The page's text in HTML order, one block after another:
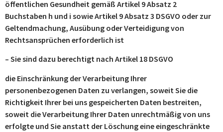
öffentlichen Gesundheit gemäß Artikel 9 Absatz 2
Buchstaben h und i sowie Artikel 9 Absatz 3 DSGVO oder zur
Geltendmachung, Ausübung oder Verteidigung von
Rechtsansprüchen erforderlich ist
– Sie sind dazu berechtigt nach Artikel 18 DSGVO
die Einschränkung der Verarbeitung Ihrer
personenbezogenen Daten zu verlangen, soweit Sie die
Richtigkeit Ihrer bei uns gespeicherten Daten bestreiten,
soweit die Verarbeitung Ihrer Daten unrechtmäßig von uns
erfolgte und Sie anstatt der Löschung eine eingeschränkte